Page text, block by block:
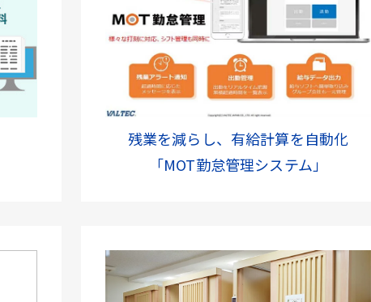
残業を減らし、有給計算を自動化
「MOT勤怠管理システム」